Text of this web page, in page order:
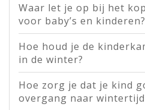
Waar let je op bij het
voor baby’s en kinderen?
Hoe houd je de
in de winter?
Hoe zorg je dat je kind
overgang naar